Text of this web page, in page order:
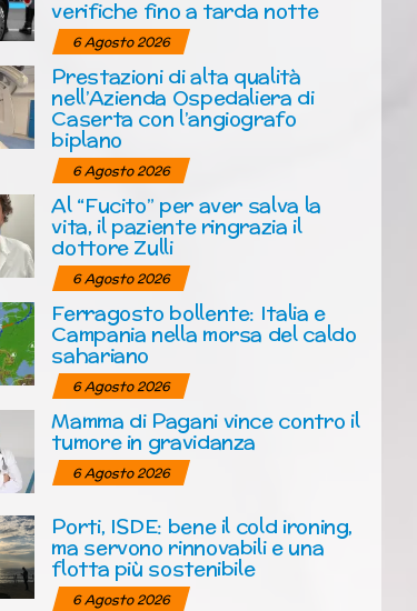
verifiche fino a tarda notte
6 Agosto 2026
Prestazioni di alta qualità
nell’Azienda Ospedaliera di
Caserta con l’angiografo
biplano
6 Agosto 2026
Al “Fucito” per aver salva la
vita, il paziente ringrazia il
dottore Zulli
6 Agosto 2026
Ferragosto bollente: Italia e
Campania nella morsa del caldo
sahariano
6 Agosto 2026
Mamma di Pagani vince contro il
tumore in gravidanza
6 Agosto 2026
Porti, ISDE: bene il cold ironing,
ma servono rinnovabili e una
flotta più sostenibile
6 Agosto 2026